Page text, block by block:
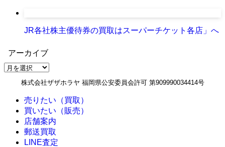
JR各社株主優待券の買取はスーパーチケット各店」へ
アーカイブ
ア
株式会社ザザホラヤ 福岡県公安委員会許可 第909990034414号
売りたい（買取）
買いたい（販売）
店舗案内
郵送買取
LINE査定